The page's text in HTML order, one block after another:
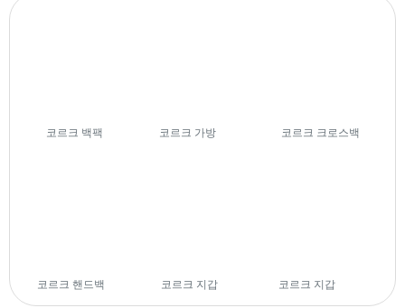
코르크 백팩 코르크 가방
코르크 크로스백
코르크 핸드백 코르크 지갑 코르크 지갑